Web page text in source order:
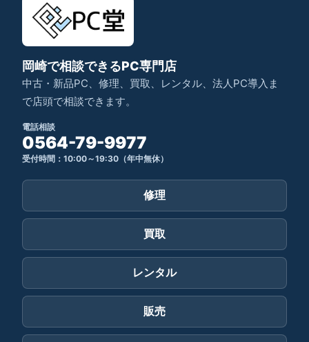
岡崎で相談できるPC専門店
中古・新品PC、修理、買取、レンタル、法人PC導入ま
で店頭で相談できます。
電話相談
0564-79-9977
受付時間：10:00～19:30（年中無休）
修理
買取
レンタル
販売